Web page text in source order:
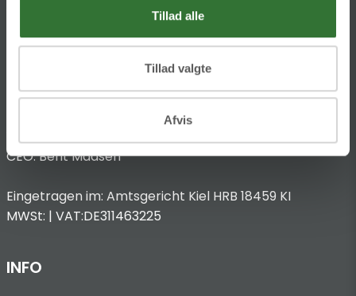
Tillad alle
Tillad valgte
Afvis
@:dach@folsgaard.com
CEO: Bent Madsen
Eingetragen im: Amtsgericht Kiel HRB 18459 KI
MWSt: | VAT:DE311463225
INFO